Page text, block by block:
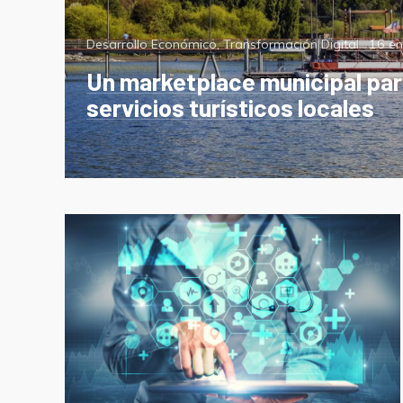
Categorías
Desarrollo Económico,Transformación Digital
on
16
Un marketplace municipal
servicios turísticos locales